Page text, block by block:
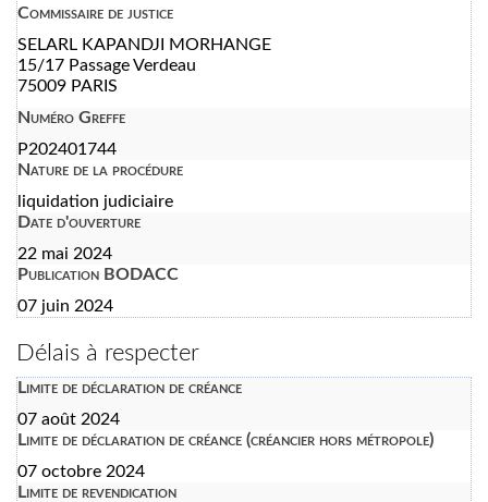
Commissaire de justice
SELARL KAPANDJI MORHANGE
15/17 Passage Verdeau
75009 PARIS
Numéro Greffe
P202401744
Nature de la procédure
liquidation judiciaire
Date d'ouverture
22 mai 2024
Publication BODACC
07 juin 2024
Délais à respecter
Limite de déclaration de créance
07 août 2024
Limite de déclaration de créance (créancier hors métropole)
07 octobre 2024
Limite de revendication